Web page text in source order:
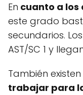
En cuanto a los
este grado
secundarios.
AST/SC 1 y
También
trabajar para